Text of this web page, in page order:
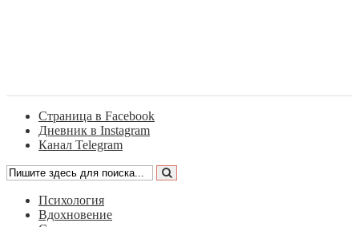
Страница в Facebook
Дневник в Instagram
Канал Telegram
Психология
Вдохновение